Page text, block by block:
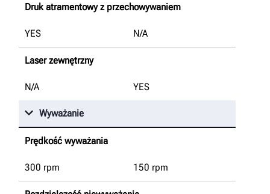
Druk atramentowy z przechowywaniem
YES N/A
Laser zewnętrzny
N/A YES
Wyważanie
Prędkość wyważania
300 rpm 150 rpm